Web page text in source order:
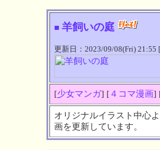
■ 羊飼いの庭
更新日：2023/09/08(Fri) 21:55
[少女マンガ] [４コマ漫画]
オリジナルイラスト中心
画を更新しています。